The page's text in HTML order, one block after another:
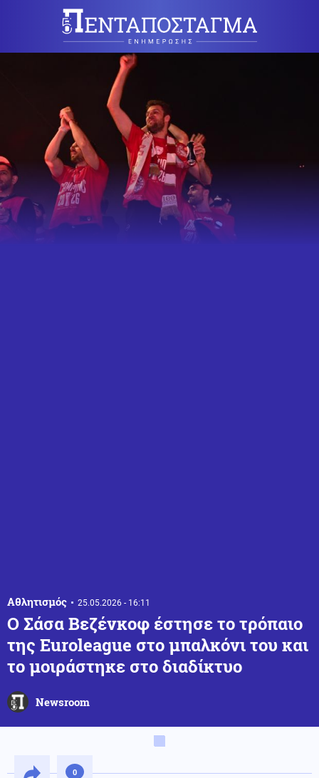
Αθλητισμός 25.05.2026 - 16:11
Ο Σάσα Βεζένκοφ έστησε το τρόπαιο
της Euroleague στο μπαλκόνι του και
το μοιράστηκε στο διαδίκτυο
Newsroom
0